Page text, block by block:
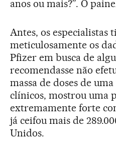
anos ou mais?”. O
Antes, os especialistas
meticulosamente os
Pfizer em busca de
recomendasse não
massa de doses de
clínicos, mostrou uma
extremamente forte
já ceifou mais de
Unidos.